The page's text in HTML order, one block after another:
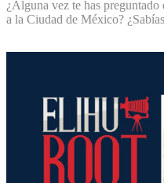
¿Alguna vez te has preguntado
a la Ciudad de México?